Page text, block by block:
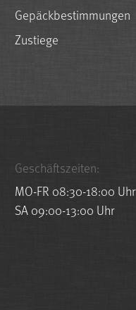
Gepäckbestimmungen
Zustiege
Geschäftszeiten:
MO-FR 08:30-18:00 Uhr
SA 09:00-13:00 Uhr